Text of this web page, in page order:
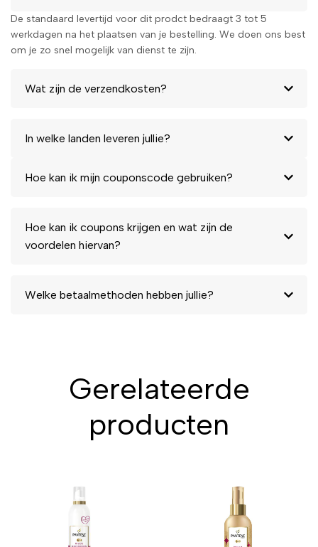
De standaard levertijd voor dit prodct bedraagt 3 tot 5
werkdagen na het plaatsen van je bestelling. We doen ons best
om je zo snel mogelijk van dienst te zijn.
Wat zijn de verzendkosten?
In welke landen leveren jullie?
Hoe kan ik mijn couponscode gebruiken?
Hoe kan ik coupons krijgen en wat zijn de
voordelen hiervan?
Welke betaalmethoden hebben jullie?
Gerelateerde
producten